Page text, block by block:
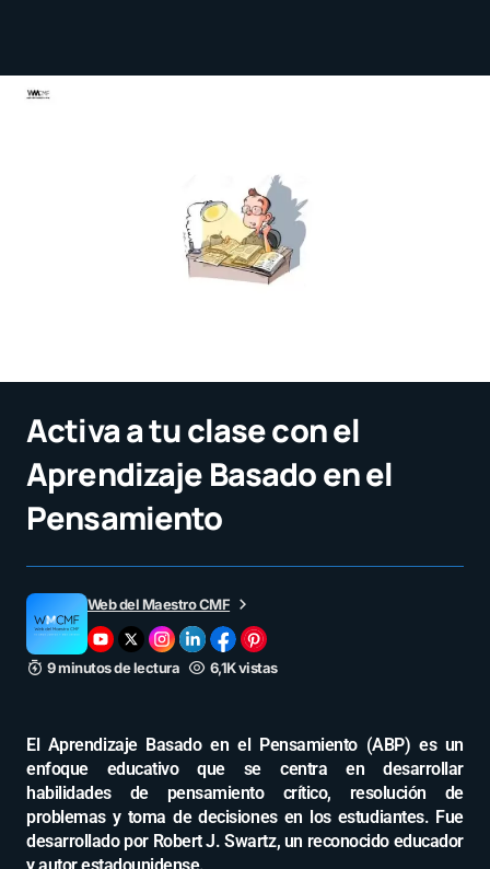
Activa a tu clase con el
Aprendizaje Basado en el
Pensamiento
Web del Maestro CMF
9 minutos de lectura 6,1K vistas
El Aprendizaje Basado en el Pensamiento (ABP) es un
enfoque educativo que se centra en desarrollar
habilidades de pensamiento crítico, resolución de
problemas y toma de decisiones en los estudiantes. Fue
desarrollado por Robert J. Swartz, un reconocido educador